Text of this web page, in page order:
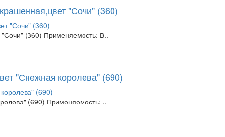
"Сочи" (360)
"Сочи" (360) Применяемость: В..
"Снежная королева" (690)
(690) Применяемость: ..